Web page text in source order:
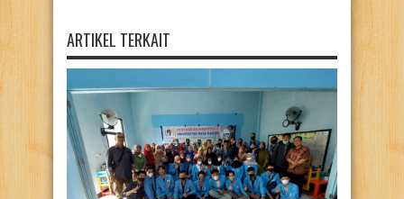
ARTIKEL TERKAIT